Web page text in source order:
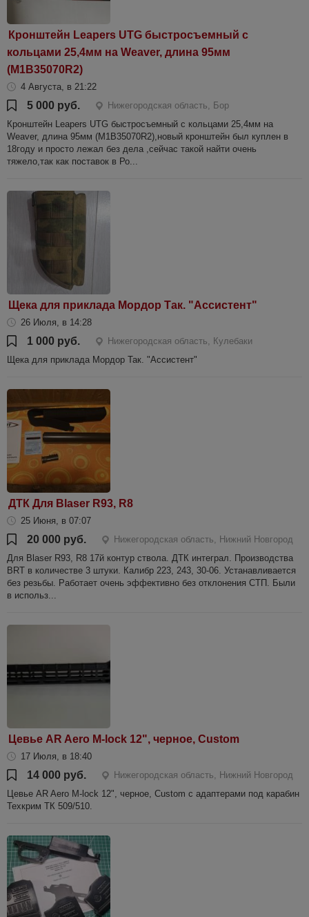
Кронштейн Leapers UTG быстросъемный с
кольцами 25,4мм на Weaver, длина 95мм
(M1B35070R2)
4 Августа, в 21:22
5 000 руб.
Нижегородская область, Бор
Кронштейн Leapers UTG быстросъемный с кольцами 25,4мм на
Weaver, длина 95мм (M1B35070R2),новый кронштейн был куплен в
18году и просто лежал без дела ,сейчас такой найти очень
тяжело,так как поставок в Ро...
Щека для приклада Мордор Так. "Ассистент"
26 Июля, в 14:28
1 000 руб.
Нижегородская область, Кулебаки
Щека для приклада Мордор Так. "Ассистент"
ДТК Для Blaser R93, R8
25 Июня, в 07:07
20 000 руб.
Нижегородская область, Нижний Новгород
Для Blaser R93, R8 17й контур ствола. ДТК интеграл. Производства
BRT в количестве 3 штуки. Калибр 223, 243, 30-06. Устанавливается
без резьбы. Работает очень эффективно без отклонения СТП. Были
в использ...
Цевье AR Aero M-lock 12", черное, Custom
17 Июля, в 18:40
14 000 руб.
Нижегородская область, Нижний Новгород
Цевье AR Aero M-lock 12", черное, Custom с адаптерами под карабин
Техкрим ТК 509/510.